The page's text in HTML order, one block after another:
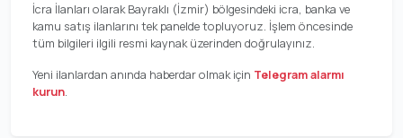
İcra İlanları olarak Bayraklı (İzmir) bölgesindeki icra, banka ve
kamu satış ilanlarını tek panelde topluyoruz. İşlem öncesinde
tüm bilgileri ilgili resmi kaynak üzerinden doğrulayınız.
Yeni ilanlardan anında haberdar olmak için Telegram alarmı
kurun.